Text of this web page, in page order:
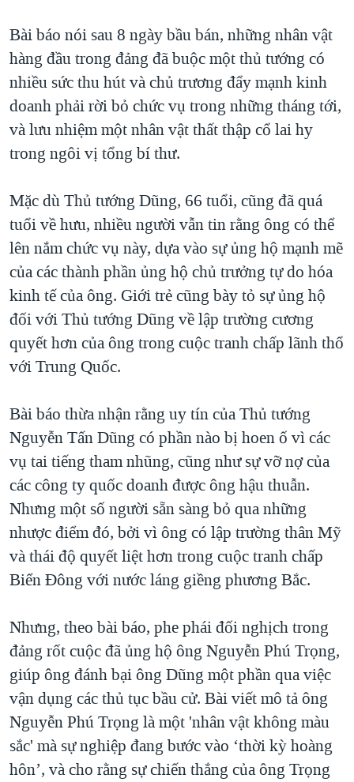
Bài báo nói sau 8 ngày bầu bán, những nhân vật
hàng đầu trong đảng đã buộc một thủ tướng có
nhiều sức thu hút và chủ trương đẩy mạnh kinh
doanh phải rời bỏ chức vụ trong những tháng tới,
và lưu nhiệm một nhân vật thất thập cổ lai hy
trong ngôi vị tổng bí thư.
Mặc dù Thủ tướng Dũng, 66 tuổi, cũng đã quá
tuổi về hưu, nhiều người vẫn tin rằng ông có thể
lên nắm chức vụ này, dựa vào sự ủng hộ mạnh mẽ
của các thành phần ủng hộ chủ trưởng tự do hóa
kinh tế của ông. Giới trẻ cũng bày tỏ sự ủng hộ
đối với Thủ tướng Dũng về lập trường cương
quyết hơn của ông trong cuộc tranh chấp lãnh thổ
với Trung Quốc.
Bài báo thừa nhận rằng uy tín của Thủ tướng
Nguyễn Tấn Dũng có phần nào bị hoen ố vì các
vụ tai tiếng tham nhũng, cũng như sự vỡ nợ của
các công ty quốc doanh được ông hậu thuẫn.
Nhưng một số người sẵn sàng bỏ qua những
nhược điểm đó, bởi vì ông có lập trường thân Mỹ
và thái độ quyết liệt hơn trong cuộc tranh chấp
Biển Đông với nước láng giềng phương Bắc.
Nhưng, theo bài báo, phe phái đối nghịch trong
đảng rốt cuộc đã ủng hộ ông Nguyễn Phú Trọng,
giúp ông đánh bại ông Dũng một phần qua việc
vận dụng các thủ tục bầu cử. Bài viết mô tả ông
Nguyễn Phú Trọng là một 'nhân vật không màu
sắc' mà sự nghiệp đang bước vào ‘thời kỳ hoàng
hôn’, và cho rằng sự chiến thắng của ông Trọng